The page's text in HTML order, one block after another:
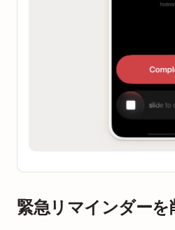
緊急リマインダーを